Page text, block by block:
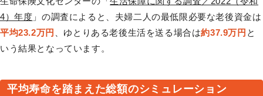
4）年度 」の調査によると、夫婦二人の最低限必要な老後資金は
平均23.2万円
、ゆとりある老後生活を送る場合は約37.9万円 と
いう結果となっています。
平均寿命を踏まえた総額のシミュレーション